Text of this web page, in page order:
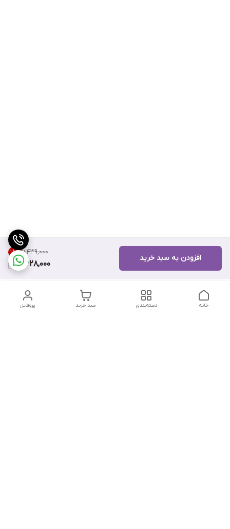
۱۱٬۴۳۹٬۰۰۰ 18%
9,328,000
افزودن به سبد خرید
پروفایل سبد خرید دسته‌بندی خانه